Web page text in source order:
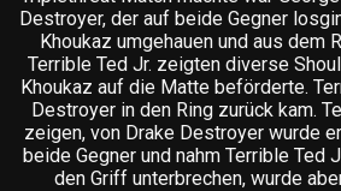
Destroyer, der auf beide Gegner
Khoukaz umgehauen und aus dem
Terrible Ted Jr. zeigten diverse
Khoukaz auf die Matte beförderte.
Destroyer in den Ring zurück kam.
zeigen, von Drake Destroyer wurde
beide Gegner und nahm Terrible
den Griff unterbrechen, wurde